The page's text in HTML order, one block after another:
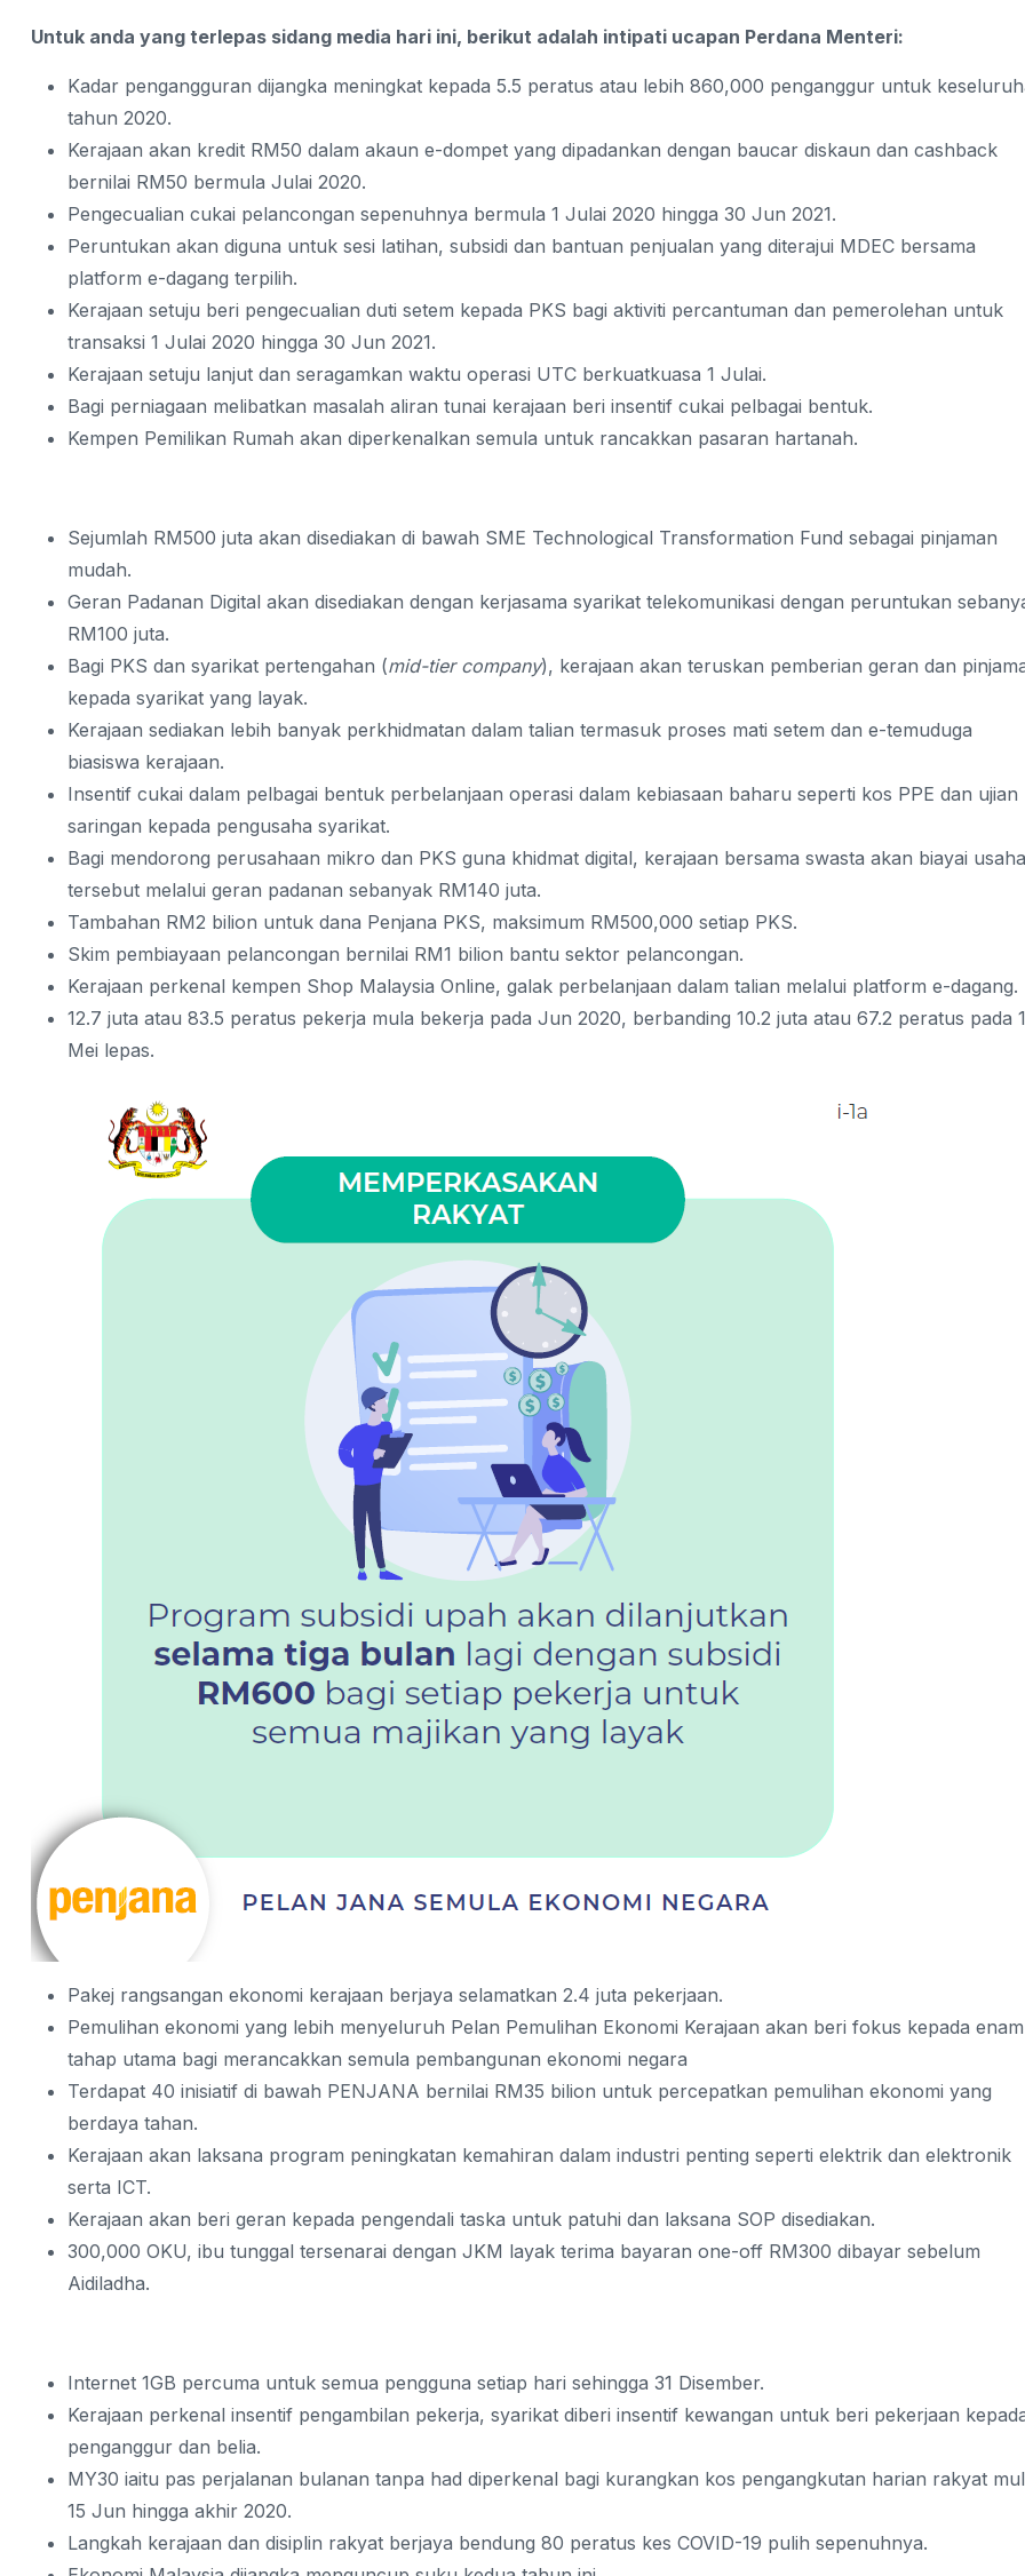
Untuk anda yang terlepas sidang media hari ini, berikut adalah intipati ucapan Perdana Menteri:
Kadar pengangguran dijangka meningkat kepada 5.5 peratus atau lebih 860,000 penganggur untuk
tahun 2020.
Kerajaan akan kredit RM50 dalam akaun e-dompet yang dipadankan dengan baucar diskaun dan cashback
bernilai RM50 bermula Julai 2020.
Pengecualian cukai pelancongan sepenuhnya bermula 1 Julai 2020 hingga 30 Jun 2021.
Peruntukan akan diguna untuk sesi latihan, subsidi dan bantuan penjualan yang diterajui MDEC bersama
platform e-dagang terpilih.
Kerajaan setuju beri pengecualian duti setem kepada PKS bagi aktiviti percantuman dan pemerolehan untuk
transaksi 1 Julai 2020 hingga 30 Jun 2021.
Kerajaan setuju lanjut dan seragamkan waktu operasi UTC berkuatkuasa 1 Julai.
Bagi perniagaan melibatkan masalah aliran tunai kerajaan beri insentif cukai pelbagai bentuk.
Kempen Pemilikan Rumah akan diperkenalkan semula untuk rancakkan pasaran hartanah.
Sejumlah RM500 juta akan disediakan di bawah SME Technological Transformation Fund sebagai pinjaman
mudah.
Geran Padanan Digital akan disediakan dengan kerjasama syarikat telekomunikasi dengan peruntukan
RM100 juta.
Bagi PKS dan syarikat pertengahan (mid-tier company), kerajaan akan teruskan pemberian geran dan
kepada syarikat yang layak.
Kerajaan sediakan lebih banyak perkhidmatan dalam talian termasuk proses mati setem dan e-temuduga
biasiswa kerajaan.
Insentif cukai dalam pelbagai bentuk perbelanjaan operasi dalam kebiasaan baharu seperti kos PPE dan ujian
saringan kepada pengusaha syarikat.
Bagi mendorong perusahaan mikro dan PKS guna khidmat digital, kerajaan bersama swasta akan biayai usaha
tersebut melalui geran padanan sebanyak RM140 juta.
Tambahan RM2 bilion untuk dana Penjana PKS, maksimum RM500,000 setiap PKS.
Skim pembiayaan pelancongan bernilai RM1 bilion bantu sektor pelancongan.
Kerajaan perkenal kempen Shop Malaysia Online, galak perbelanjaan dalam talian melalui platform e-dagang.
12.7 juta atau 83.5 peratus pekerja mula bekerja pada Jun 2020, berbanding 10.2 juta atau 67.2 peratus pada
Mei lepas.
Pakej rangsangan ekonomi kerajaan berjaya selamatkan 2.4 juta pekerjaan.
Pemulihan ekonomi yang lebih menyeluruh Pelan Pemulihan Ekonomi Kerajaan akan beri fokus kepada enam
tahap utama bagi merancakkan semula pembangunan ekonomi negara
Terdapat 40 inisiatif di bawah PENJANA bernilai RM35 bilion untuk percepatkan pemulihan ekonomi yang
berdaya tahan.
Kerajaan akan laksana program peningkatan kemahiran dalam industri penting seperti elektrik dan elektronik
serta ICT.
Kerajaan akan beri geran kepada pengendali taska untuk patuhi dan laksana SOP disediakan.
300,000 OKU, ibu tunggal tersenarai dengan JKM layak terima bayaran one-off RM300 dibayar sebelum
Aidiladha.
Internet 1GB percuma untuk semua pengguna setiap hari sehingga 31 Disember.
Kerajaan perkenal insentif pengambilan pekerja, syarikat diberi insentif kewangan untuk beri pekerjaan
penganggur dan belia.
MY30 iaitu pas perjalanan bulanan tanpa had diperkenal bagi kurangkan kos pengangkutan harian rakyat
15 Jun hingga akhir 2020.
Langkah kerajaan dan disiplin rakyat berjaya bendung 80 peratus kes COVID-19 pulih sepenuhnya.